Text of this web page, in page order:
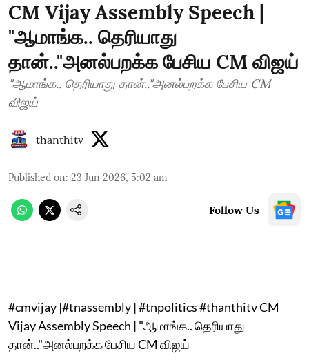
CM Vijay Assembly Speech |
"ஆமாங்க.. தெரியாது
தான்.."அனல்பறக்க பேசிய CM விஜய்
"ஆமாங்க.. தெரியாது தான்.."அனல்பறக்க பேசிய CM
விஜய்
thanthitv
Published on: 23 Jun 2026, 5:02 am
Follow Us
#cmvijay |#tnassembly | #tnpolitics #thanthitv CM
Vijay Assembly Speech | "ஆமாங்க.. தெரியாது
தான்.."அனல்பறக்க பேசிய CM விஜய்